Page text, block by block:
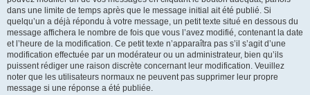
dans une limite de temps après que le message initial ait été publié. Si
quelqu’un a déjà répondu à votre message, un petit texte situé en dessous du
message affichera le nombre de fois que vous l’avez modifié, contenant la date
et l’heure de la modification. Ce petit texte n’apparaîtra pas s’il s’agit d’une
modification effectuée par un modérateur ou un administrateur, bien qu’ils
puissent rédiger une raison discrète concernant leur modification. Veuillez
noter que les utilisateurs normaux ne peuvent pas supprimer leur propre
message si une réponse a été publiée.